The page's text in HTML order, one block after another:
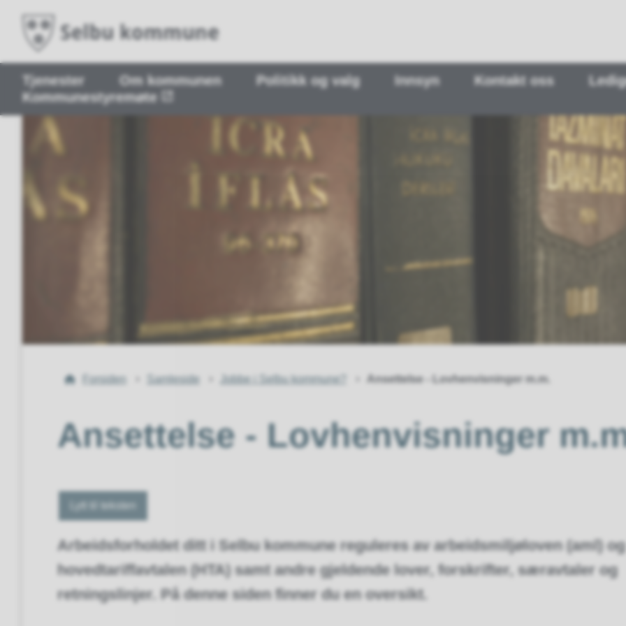
Tjenester Om kommunen Politikk og valg Innsyn Kontakt oss
Kommunestyremøte
Du
Forsiden Samleside Jobbe i Selbu kommune? Ansettelse - Lovhenvisninger m.m.
Ansettelse - Lovhenvisninger
Lytt til teksten
Arbeidsforholdet ditt i Selbu kommune reguleres av arbeidsmiljøloven (aml) og
hovedtariffavtalen (HTA) samt andre gjeldende lover, forskrifter, særavtaler og
retningslinjer. På denne siden finner du en oversikt.